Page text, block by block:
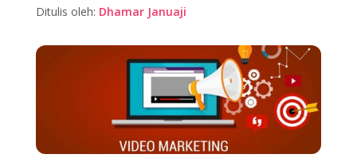
Ditulis oleh: Dhamar Januaji